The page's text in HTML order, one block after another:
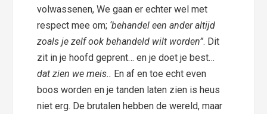
volwassenen, We gaan er echter wel met
respect mee om; ‘behandel een ander altijd
zoals je zelf ook behandeld wilt worden”. Dit
zit in je hoofd geprent… en je doet je best…
dat zien we meis.. En af en toe echt even
boos worden en je tanden laten zien is heus
niet erg. De brutalen hebben de wereld, maar